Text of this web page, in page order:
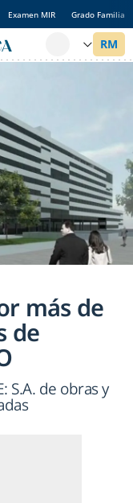
Examen MIR Grado Familia
más de
de
S.A. de obras y